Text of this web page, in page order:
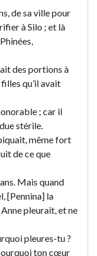
de sa ville pour
à Silo ; et là
des portions à
qu’il avait
; car il
stérile.
même fort
de ce que
Mais quand
[Pennina] la
pleurait, et ne
pleures-tu ?
ton cœur